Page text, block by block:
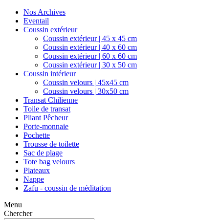
Nos Archives
Eventail
Coussin extérieur
Coussin extérieur | 45 x 45 cm
Coussin extérieur | 40 x 60 cm
Coussin extérieur | 60 x 60 cm
Coussin extérieur | 30 x 50 cm
Coussin intérieur
Coussin velours | 45x45 cm
Coussin velours | 30x50 cm
Transat Chilienne
Toile de transat
Pliant Pêcheur
Porte-monnaie
Pochette
Trousse de toilette
Sac de plage
Tote bag velours
Plateaux
Nappe
Zafu - coussin de méditation
Menu
Chercher